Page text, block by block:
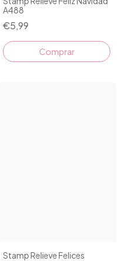
A488
€5,99
Stamp Relieve Felices